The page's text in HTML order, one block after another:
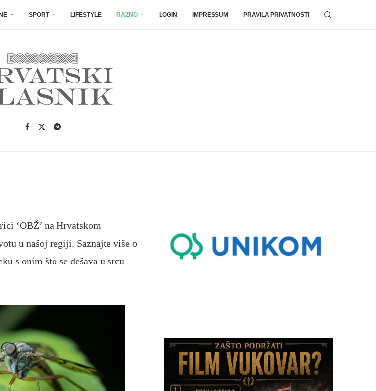
SPORT LIFESTYLE RAZNO LOGIN IMPRESSUM PRAVILA PRIVATNOSTI
‘OBŽ’ na Hrvatskom
u našoj regiji. Saznajte više o
s onim što se dešava u srcu